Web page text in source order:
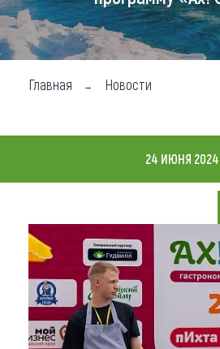
Где побывать
Чем заняться
Где остановиться
Что привезти (сувениры)
О регионе
Коллекция впечатлений
Другие рубрики
Главная Новости
24 ИЮНЯ 2024